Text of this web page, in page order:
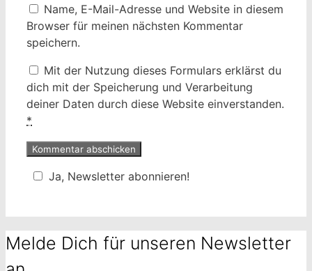
Name, E-Mail-Adresse und Website in diesem
Browser für meinen nächsten Kommentar
speichern.
Mit der Nutzung dieses Formulars erklärst du
dich mit der Speicherung und Verarbeitung
deiner Daten durch diese Website einverstanden.
*
Ja, Newsletter abonnieren!
Melde Dich für unseren Newsletter